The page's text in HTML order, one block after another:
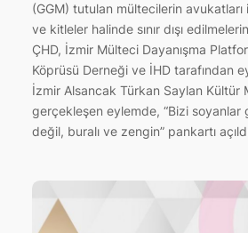
(GGM) tutulan mültecilerin
ve kitleler halinde sınır dışı
ÇHD, İzmir Mülteci Dayanışma
Köprüsü Derneği ve İHD tarafından
İzmir Alsancak Türkan Saylan Kültür
gerçekleşen eylemde, “Bizi soyanlar
değil, buralı ve zengin” pankartı